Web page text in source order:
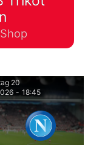
20
- 18:45